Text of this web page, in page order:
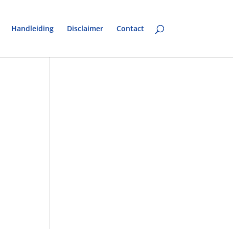
Handleiding Disclaimer Contact